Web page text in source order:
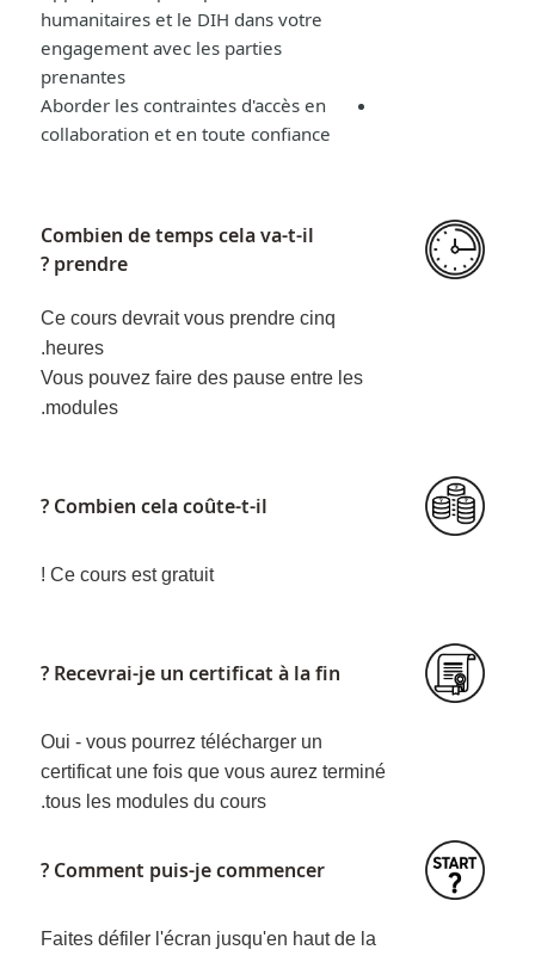
humanitaires et le DIH dans votre
engagement avec les parties
prenantes
Aborder les contraintes d'accès en
collaboration et en toute confiance
Combien de temps cela va-t-il
prendre ?
Ce cours devrait vous prendre cinq
heures.
Vous pouvez faire des pause entre les
modules.
Combien cela coûte-t-il ?
Ce cours est gratuit !
Recevrai-je un certificat à la fin ?
Oui - vous pourrez télécharger un
certificat une fois que vous aurez terminé
tous les modules du cours.
Comment puis-je commencer ?
Faites défiler l'écran jusqu'en haut de la